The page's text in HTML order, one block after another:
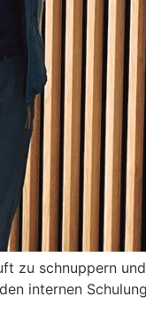
zu schnuppern
internen